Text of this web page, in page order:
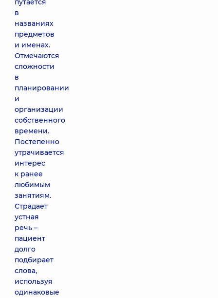
путается
в
названиях
предметов
и именах.
Отмечаются
сложности
в
планировании
и
организации
собственного
времени.
Постепенно
утрачивается
интерес
к ранее
любимым
занятиям.
Страдает
устная
речь –
пациент
долго
подбирает
слова,
используя
одинаковые